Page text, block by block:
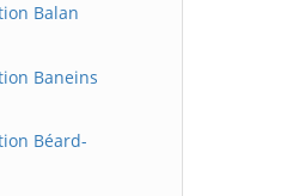
Balan
Baneins
Béard-